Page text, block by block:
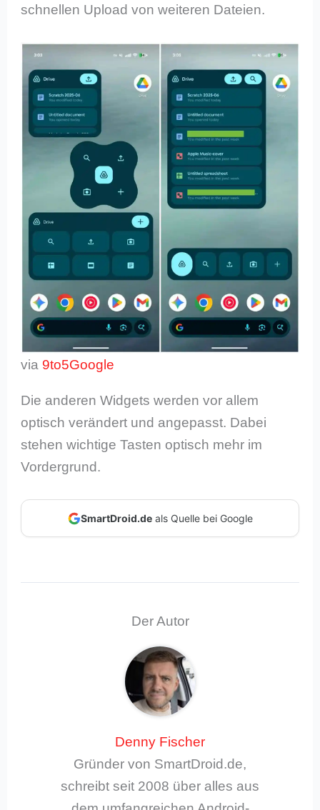
schnellen Upload von weiteren Dateien.
via 9to5Google
Die anderen Widgets werden vor allem
optisch verändert und angepasst. Dabei
stehen wichtige Tasten optisch mehr im
Vordergrund.
SmartDroid.deals Quelle bei Google
Der Autor
Denny Fischer
Gründer von SmartDroid.de,
schreibt seit 2008 über alles aus